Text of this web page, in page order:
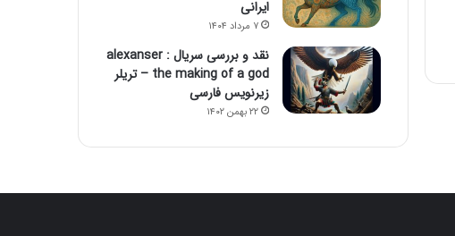
ایرانی
۷ مرداد ۱۴۰۴
نقد و بررسی سریال alexanser :
the making of a god – تریلر
زیرنویس فارسی
۲۲ بهمن ۱۴۰۲